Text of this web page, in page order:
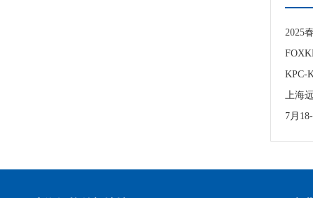
2025
KPC-
上海
7月